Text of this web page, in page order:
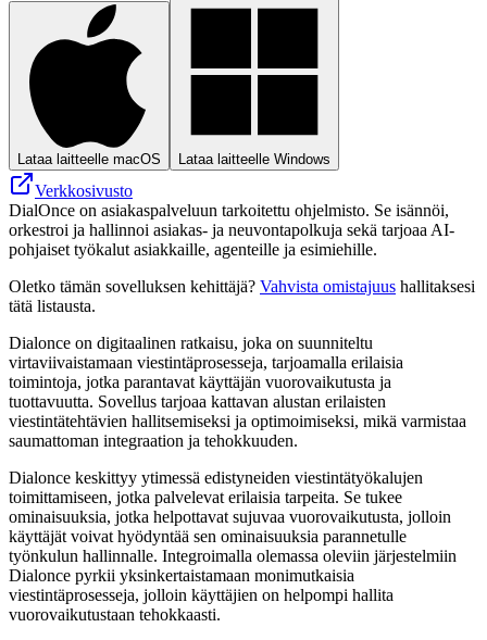
Lataa laitteelle macOS Lataa laitteelle Windows
Verkkosivusto
DialOnce on asiakaspalveluun tarkoitettu ohjelmisto. Se isännöi,
orkestroi ja hallinnoi asiakas- ja neuvontapolkuja sekä tarjoaa AI-
pohjaiset työkalut asiakkaille, agenteille ja esimiehille.
Oletko tämän sovelluksen kehittäjä? Vahvista omistajuus hallitaksesi
tätä listausta.
Dialonce on digitaalinen ratkaisu, joka on suunniteltu
virtaviivaistamaan viestintäprosesseja, tarjoamalla erilaisia ​​
toimintoja, jotka parantavat käyttäjän vuorovaikutusta ja
tuottavuutta. Sovellus tarjoaa kattavan alustan erilaisten
viestintätehtävien hallitsemiseksi ja optimoimiseksi, mikä varmistaa
saumattoman integraation ja tehokkuuden.
Dialonce keskittyy ytimessä edistyneiden viestintätyökalujen
toimittamiseen, jotka palvelevat erilaisia ​​tarpeita. Se tukee
ominaisuuksia, jotka helpottavat sujuvaa vuorovaikutusta, jolloin
käyttäjät voivat hyödyntää sen ominaisuuksia parannetulle
työnkulun hallinnalle. Integroimalla olemassa oleviin järjestelmiin
Dialonce pyrkii yksinkertaistamaan monimutkaisia ​​
viestintäprosesseja, jolloin käyttäjien on helpompi hallita
vuorovaikutustaan ​​tehokkaasti.